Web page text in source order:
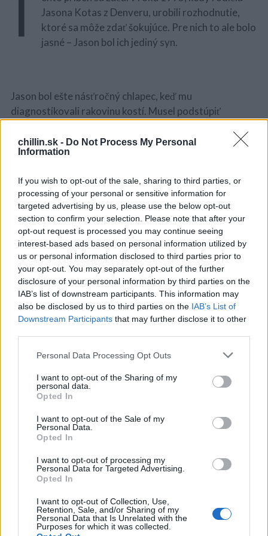
chillin.sk - Do Not Process My Personal
Information
If you wish to opt-out of the sale, sharing to third parties, or
processing of your personal or sensitive information for
targeted advertising by us, please use the below opt-out
section to confirm your selection. Please note that after your
opt-out request is processed you may continue seeing
interest-based ads based on personal information utilized by
us or personal information disclosed to third parties prior to
your opt-out. You may separately opt-out of the further
disclosure of your personal information by third parties on the
IAB’s list of downstream participants. This information may
also be disclosed by us to third parties on the IAB’s List of
Downstream Participants that may further disclose it to other
Personal Data Processing Opt Outs
I want to opt-out of the Sharing of my
personal data.
Opted In
I want to opt-out of the Sale of my
Personal Data.
Opted In
I want to opt-out of processing my
Personal Data for Targeted Advertising.
Opted In
I want to opt-out of Collection, Use,
Retention, Sale, and/or Sharing of my
Personal Data that Is Unrelated with the
Purposes for which it was collected.
Jasona Kotas z Denveru, urobili rozhodnutie,
ktoré sa môže zdať šokujúce. Pre nich to ale bolo
jasné – Jason bol ich jediný syn.
Jason bol ešte násťročný chlapec, keď mu
diagnostikovali rakovinu kostí. Musel podstúpiť
Colorade. Lekári varovali chlapca aj jeho rodičia, že
agresívna liečba bude s najvyššou pravdepodobnosťou
SOURCE: FACEBOOK / JASON KOTAS
Chlapci to bolo jedno – kto by v puberte myslel o
rodičovstve? Jeho rodičia v tom ale mali jasno – išlo o
vnúčatá a … nútili ho, aby ejakuloval do téglika. Spermie
potom dali zamraziť.
SOURCE:FACEBOOK / JASON KOTAS
Operácia, odstránenie nádoru a chemoterapia Jasonovi
zachránili život, ale už bol neplodný. Vôbec to pre neho
nebol problém, až do okamihu, keď stretol svoju budúcu
Jason so slzami v očiach ďakoval rodičom!
Vďaka umelému oplodneniu a spermiám sa na svete
malý zázrak a už pred 22 rokmi ho “stvorili” prarodičia!
Ako sa hovorí – Opatrnosti nie je nikdy dosť! Jason má
S
e
a
h
f
o
r
: